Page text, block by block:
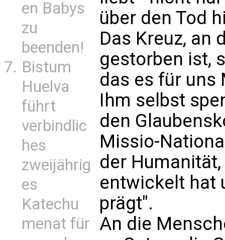
en Babys
zu
beenden!
Bistum
Huelva
führt
verbindlic
hes
zweijährig
es
Katechu
menat für
über den Tod
Das Kreuz, an
gestorben ist,
das es für uns
Ihm selbst
den
Missio-
der
entwickelt hat
prägt".
An die